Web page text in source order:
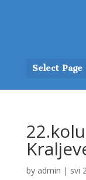
Select Page
by admin | svi